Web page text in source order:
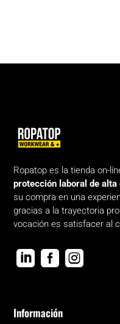
Ropatop es la tienda on-
protección laboral de alta
su compra en una
gracias a la trayectoria
vocación es satisfacer al
  
Información